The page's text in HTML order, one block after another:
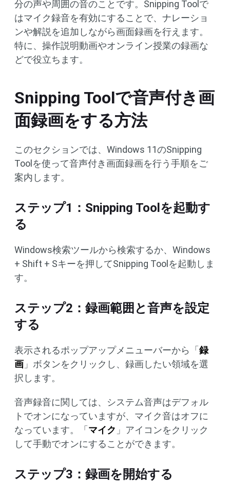
分の声や周囲の音のことです。Snipping Toolで
はマイク録音を有効にすることで、ナレーショ
ンや解説を追加しながら画面録画を行えます。
特に、操作説明動画やオンライン授業の録画な
どで役立ちます。
Snipping Toolで音声付き画
面録画をする方法
このセクションでは、Windows 11のSnipping
Toolを使って音声付き画面録画を行う手順をご
案内します。
ステップ1：Snipping Toolを起動す
る
Windows検索ツールから検索するか、Windows
+ Shift + Sキーを押してSnipping Toolを起動しま
す。
ステップ2：録画範囲と音声を設定
する
表示されるポップアップメニューバーから「 録
画 」ボタンをクリックし、録画したい領域を選
択します。
音声録音に関しては、システム音声はデフォル
トでオンになっていますが、マイク音はオフに
なっています。「 マイク 」アイコンをクリック
して手動でオンにすることができます。
ステップ3：録画を開始する